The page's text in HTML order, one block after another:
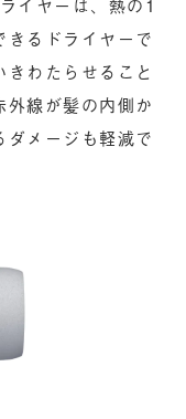
きるドライヤーで
わたらせること
外線が髪の内側か
ダメージも軽減で